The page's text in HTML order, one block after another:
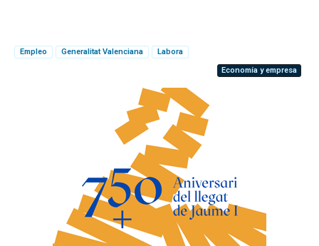
Empleo Generalitat Valenciana
Labora
Economía y empresa